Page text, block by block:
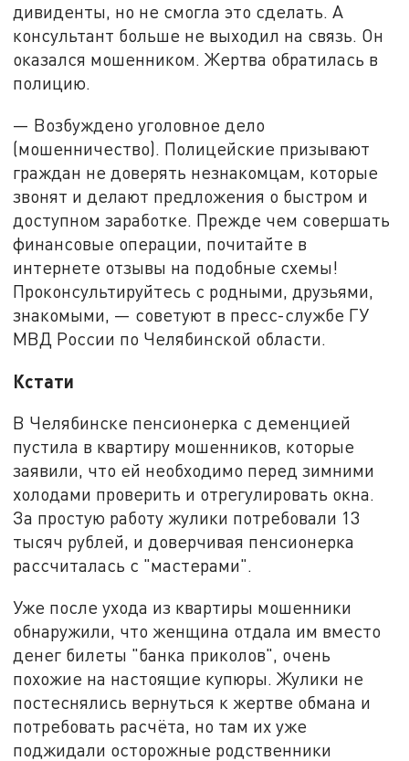
дивиденты, но не смогла это сделать. А
консультант больше не выходил на связь. Он
оказался мошенником. Жертва обратилась в
полицию.
— Возбуждено уголовное дело
(мошенничество). Полицейские призывают
граждан не доверять незнакомцам, которые
звонят и делают предложения о быстром и
доступном заработке. Прежде чем совершать
финансовые операции, почитайте в
интернете отзывы на подобные схемы!
Проконсультируйтесь с родными, друзьями,
знакомыми, — советуют в пресс-службе ГУ
МВД России по Челябинской области.
Кстати
В Челябинске пенсионерка с деменцией
пустила в квартиру мошенников, которые
заявили, что ей необходимо перед зимними
холодами проверить и отрегулировать окна.
За простую работу жулики потребовали 13
тысяч рублей, и доверчивая пенсионерка
рассчиталась с "мастерами".
Уже после ухода из квартиры мошенники
обнаружили, что женщина отдала им вместо
денег билеты "банка приколов", очень
похожие на настоящие купюры. Жулики не
постеснялись вернуться к жертве обмана и
потребовать расчёта, но там их уже
поджидали осторожные родственники